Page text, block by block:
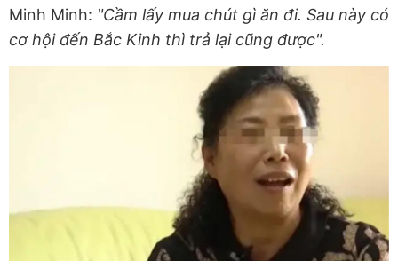
Minh Minh: "Cầm lấy mua chút gì ăn đi. Sau này có
cơ hội đến Bắc Kinh thì trả lại cũng được".